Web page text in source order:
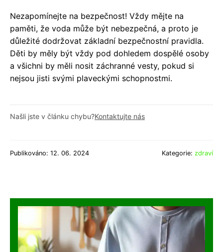
Nezapomínejte na bezpečnost! Vždy mějte na
paměti, že voda může být nebezpečná, a proto je
důležité dodržovat základní bezpečnostní pravidla.
Děti by měly být vždy pod dohledem dospělé osoby
a všichni by měli nosit záchranné vesty, pokud si
nejsou jisti svými plaveckými schopnostmi.
Našli jste v článku chybu?Kontaktujte nás
Publikováno: 12. 06. 2024 Kategorie: zdraví